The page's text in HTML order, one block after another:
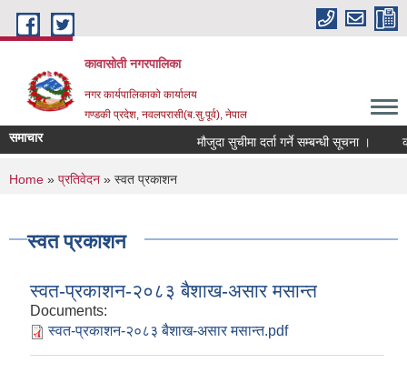
Skip to main content
कावासोती नगरपालिका
नगर कार्यपालिकाको कार्यालय
गण्डकी प्रदेश, नवलपरासी(ब.सु.पूर्व), नेपाल
समाचार मौजुदा सुचीमा दर्ता गर्ने सम्बन्धी सूचना ।
You are here
Home » प्रतिवेदन » स्वत प्रकाशन
स्वत प्रकाशन
स्वत-प्रकाशन-२०८३ बैशाख-असार मसान्त
Documents:
स्वत-प्रकाशन-२०८३ बैशाख-असार मसान्त.pdf